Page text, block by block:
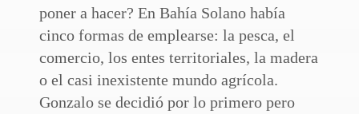
poner a hacer? En Bahía Solano había
cinco formas de emplearse: la pesca, el
comercio, los entes territoriales, la madera
o el casi inexistente mundo agrícola.
Gonzalo se decidió por lo primero pero